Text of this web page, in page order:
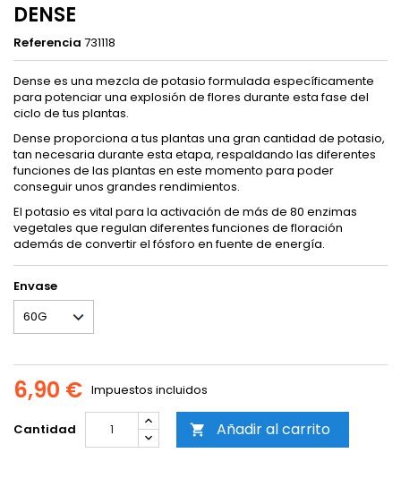
DENSE
Referencia 731118
Dense es una mezcla de potasio formulada específicamente
para potenciar una explosión de flores durante esta fase del
ciclo de tus plantas.
Dense proporciona a tus plantas una gran cantidad de potasio,
tan necesaria durante esta etapa, respaldando las diferentes
funciones de las plantas en este momento para poder
conseguir unos grandes rendimientos.
El potasio es vital para la activación de más de 80 enzimas
vegetales que regulan diferentes funciones de floración
además de convertir el fósforo en fuente de energía.
Envase
6,90 € Impuestos incluidos
Cantidad  Añadir al carrito